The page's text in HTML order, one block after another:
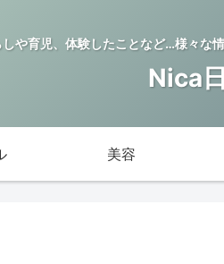
や育児、体験したことなど…様々な
Nica
美容